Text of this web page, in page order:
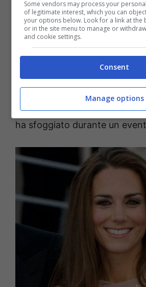
Quanto valgono gli
Kate?
Ebbene sì, come abbiamo
spiegare precedentemente,
dell’attenzione del web
orecchini ritratti in foto e che
ha sfoggiato durante un
Some vendors may process your
of legitimate interest, which you can
your options below. Look for a link at the
or in the site menu to manage or
and cookie settings.
Consent
Manage options